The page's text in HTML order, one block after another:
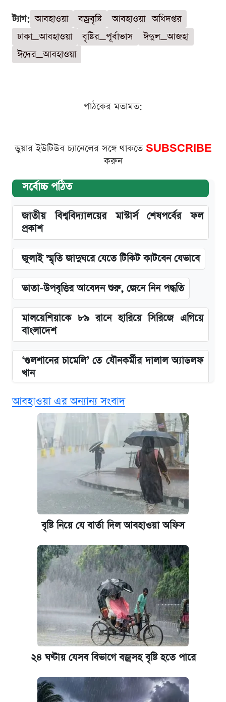
ট্যাগ: আবহাওয়া বজ্রবৃষ্টি
আবহাওয়া_অধিদপ্তর
ঢাকা_আবহাওয়া
বৃষ্টির_পূর্বাভাস
ঈদুল_আজহা
ঈদের_আবহাওয়া
পাঠকের মতামত:
ডুয়ার ইউটিউব চ্যানেলের সঙ্গে থাকতে SUBSCRIBE
করুন
সর্বোচ্চ পঠিত
জাতীয় বিশ্ববিদ্যালয়ের মাস্টার্স শেষপর্বের ফল
প্রকাশ
জুলাই স্মৃতি জাদুঘরে যেতে টিকিট কাটবেন যেভাবে
ভাতা-উপবৃত্তির আবেদন শুরু, জেনে নিন পদ্ধতি
মালয়েশিয়াকে ৮৯ রানে হারিয়ে সিরিজে এগিয়ে
বাংলাদেশ
‘গুলশানের চামেলি’ তে যৌনকর্মীর দালাল অ্যাডলফ
খান
এক ক্লিকে জেনে নিন আইফোন ১৮ প্রো ম্যাক্সের
দাম ও ফিচার
কবে শুরু হচ্ছে ঢাবির ভর্তি আবেদন, জানাল কর্তৃপক্ষ
নবম জাতীয় পে-স্কেল নিয়ে সর্বশেষ যা জানা গেল
আজকের বাজারে স্বর্ণ-রুপার দাম (৫ আগস্ট)
পাঁচ দপ্তরে নতুন সচিব নিয়োগ দিল সরকার
কবে হবে মেডিকেল ভর্তি পরীক্ষা, জানা গেল যা
আজকের বাজারে স্বর্ণের দাম (৪ আগস্ট)
আজকের বাজারে স্বর্ণের দাম (৬ আগস্ট)
রাষ্ট্রবিরোধী কর্মকাণ্ড: ঢাবির কয়েকজন শিক্ষকের
বিরুদ্ধে ব্যবস্থা
পিএসসিতে আরও চার সদস্য নিয়োগ
আবহাওয়া এর অন্যান্য সংবাদ
বৃষ্টি নিয়ে যে বার্তা দিল আবহাওয়া অফিস
২৪ ঘণ্টায় যেসব বিভাগে বজ্রসহ বৃষ্টি হতে পারে